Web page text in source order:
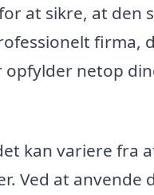
at sikre, at den
firma,
opfylder netop
kan variere fra
Ved at anvende